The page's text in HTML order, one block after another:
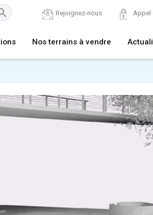
Rejoignez-nous
Nos terrains à vendre